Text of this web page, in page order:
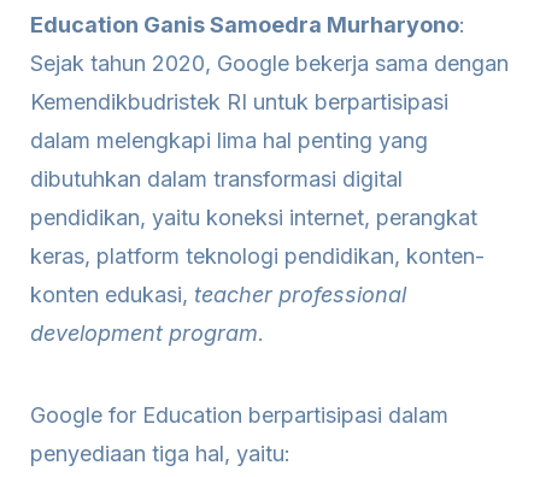
Education Ganis Samoedra Murharyono:
Sejak tahun 2020, Google bekerja sama dengan
Kemendikbudristek RI untuk berpartisipasi
dalam melengkapi lima hal penting yang
dibutuhkan dalam transformasi digital
pendidikan, yaitu koneksi internet, perangkat
keras, platform teknologi pendidikan, konten-
konten edukasi, teacher professional
development program.
Google for Education berpartisipasi dalam
penyediaan tiga hal, yaitu: